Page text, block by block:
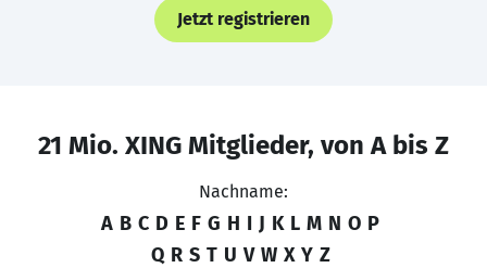
Jetzt registrieren
21 Mio. XING Mitglieder, von A bis Z
Nachname:
A B C D E F G H I J K L M N O P
Q R S T U V W X Y Z